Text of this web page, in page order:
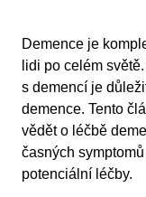
Demence je
lidi po celém
s demencí je
demence. Tento
vědět o léčbě
časných
potenciální léčby.